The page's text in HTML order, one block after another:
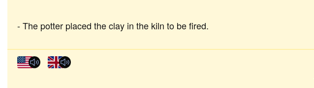
The potter placed the clay in the kiln to be fired.